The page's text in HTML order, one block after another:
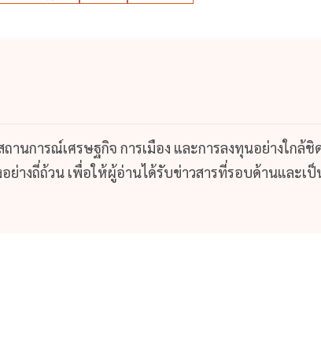
านการณ์เศรษฐกิจ การเมือง และการลงทุนอย่างใกล้ชิ
ย่างถี่ถ้วน เพื่อให้ผู้อ่านได้รับข่าวสารที่รอบด้านและเป็